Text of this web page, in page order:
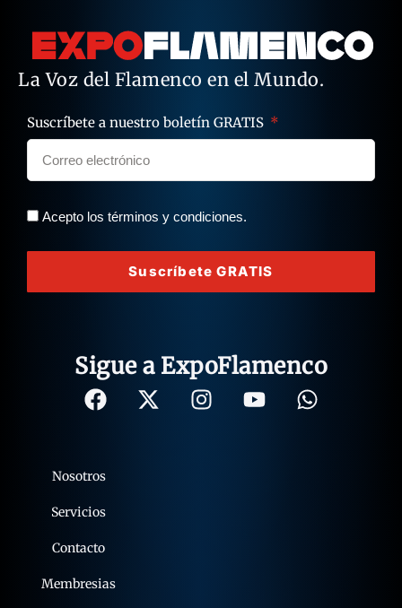
La Voz del Flamenco en el Mundo.
Suscríbete a nuestro boletín GRATIS
Acepto los términos y condiciones.
Suscríbete GRATIS
Sigue a ExpoFlamenco
Nosotros
Servicios
Contacto
Membresias